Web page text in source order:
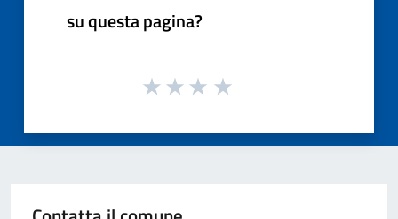
su questa pagina?